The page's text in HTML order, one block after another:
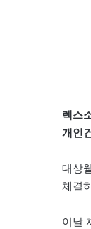
렉스
개인
대상
체결
이날